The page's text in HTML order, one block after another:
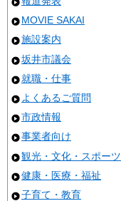
MOVIE SAKAI
施設案内
坂井市議会
就職・仕事
よくあるご質問
市政情報
事業者向け
観光・文化・スポーツ
健康・医療・福祉
子育て・教育